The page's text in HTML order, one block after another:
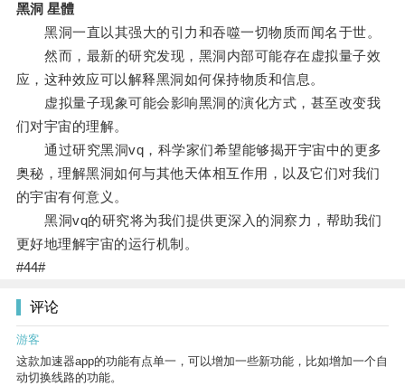
黑洞 星體
黑洞一直以其强大的引力和吞噬一切物质而闻名于世。
然而，最新的研究发现，黑洞内部可能存在虚拟量子效
应，这种效应可以解释黑洞如何保持物质和信息。
虚拟量子现象可能会影响黑洞的演化方式，甚至改变我
们对宇宙的理解。
通过研究黑洞vq，科学家们希望能够揭开宇宙中的更多
奥秘，理解黑洞如何与其他天体相互作用，以及它们对我们
的宇宙有何意义。
黑洞vq的研究将为我们提供更深入的洞察力，帮助我们
更好地理解宇宙的运行机制。
#44#
评论
游客
这款加速器app的功能有点单一，可以增加一些新功能，比如增加一个自
动切换线路的功能。